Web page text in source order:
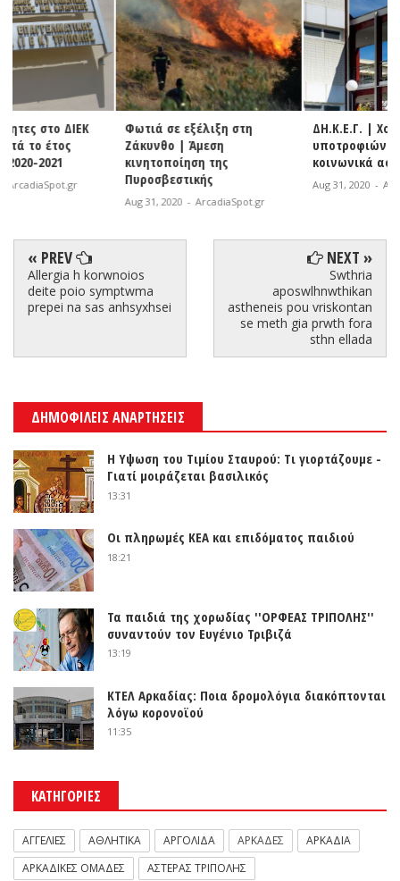
Φωτιά σε εξέλιξη στη
Ζάκυνθο | Άμεση
κινητοποίηση της
Πυροσβεστικής
ArcadiaSpot.gr
ΔΗ.Κ.Ε.Γ. | Χορήγηση
υποτροφιών του ΕΑΠ στους
κοινωνικά ασθενέστερους
ArcadiaSpot.gr
« PREV
Allergia h korwnoios
deite poio symptwma
prepei na sas anhsyxhsei
NEXT »
Swthria
aposwlhnwthikan
astheneis pou vriskontan
se meth gia prwth fora
sthn ellada
ΔΗΜΟΦΙΛΕΙΣ ΑΝΑΡΤΗΣΕΙΣ
Η Υψωση του Τιμίου Σταυρού: Τι γιορτάζουμε -
Γιατί μοιράζεται βασιλικός
13:31
Οι πληρωμές ΚΕΑ και επιδόματος παιδιού
18:21
Τα παιδιά της χορωδίας ''ΟΡΦΕΑΣ ΤΡΙΠΟΛΗΣ''
συναντούν τον Ευγένιο Τριβιζά
13:19
ΚΤΕΛ Αρκαδίας: Ποια δρομολόγια διακόπτονται
λόγω κορονοϊού
11:35
ΚΑΤΗΓΟΡΙΕΣ
ΑΓΓΕΛΙΕΣ ΑΘΛΗΤΙΚΑ ΑΡΓΟΛΙΔΑ ΑΡΚΑΔΕΣ
ΑΡΚΑΔΙΑ
ΑΡΚΑΔΙΚΕΣ ΟΜΑΔΕΣ
ΑΣΤΕΡΑΣ ΤΡΙΠΟΛΗΣ